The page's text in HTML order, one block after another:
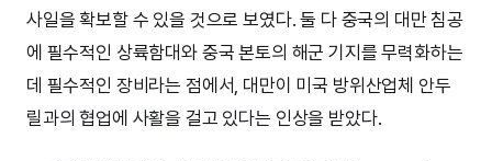
사일을 확보할 수 있을 것으로 보였다. 둘 다 중국의 대만 침공
에 필수적인 상륙함대와 중국 본토의 해군 기지를 무력화하는
데 필수적인 장비라는 점에서, 대만이 미국 방위산업체 안두
릴과의 협업에 사활을 걸고 있다는 인상을 받았다.